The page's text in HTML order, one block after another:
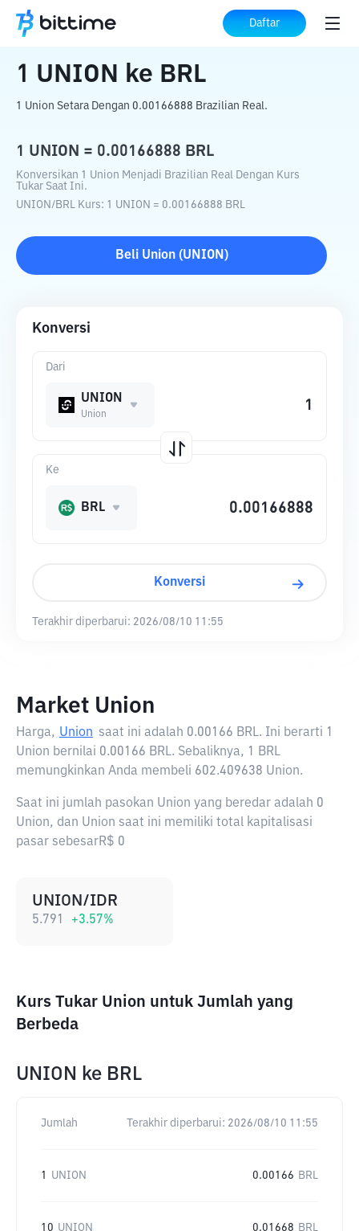
Daftar
Beranda Konverter Kripto UNION BRL
1 UNION ke BRL
1 Union Setara Dengan 0.00166888 Brazilian Real.
1 UNION = 0.00166888 BRL
Konversikan 1 Union Menjadi Brazilian Real Dengan Kurs
Tukar Saat Ini.
UNION/BRL Kurs: 1 UNION = 0.00166888 BRL
Beli Union(UNION )
Konversi
Dari
UNION
Union
Ke
BRL
Konversi
Terakhir diperbarui: 2026/08/10 11:55
Market Union
Harga, Union saat ini adalah 0.00166 BRL. Ini berarti 1
Union bernilai 0.00166 BRL. Sebaliknya, 1 BRL
memungkinkan Anda membeli 602.409638 Union.
Saat ini jumlah pasokan Union yang beredar adalah 0
Union, dan Union saat ini memiliki total kapitalisasi
pasar sebesarR$ 0
UNION/IDR
5.791 +3.57%
Kurs Tukar Union untuk Jumlah yang
Berbeda
UNION ke BRL
Jumlah Terakhir diperbarui: 2026/08/10 11:55
1 UNION 0.00166 BRL
10 UNION 0.01668 BRL